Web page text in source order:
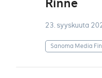
Rinne
23. syyskuuta
Sanoma Media